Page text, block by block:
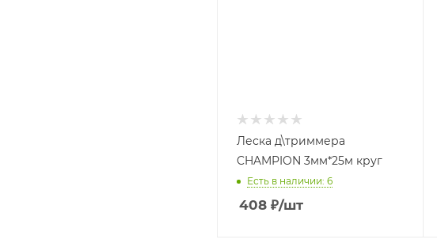
Леска д\триммера
CHAMPION 3мм*25м круг
Есть в наличии: 6
408 ₽/шт